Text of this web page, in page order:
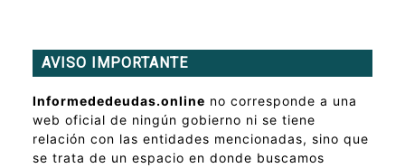
AVISO IMPORTANTE
Informededeudas.online no corresponde a una
web oficial de ningún gobierno ni se tiene
relación con las entidades mencionadas, sino que
se trata de un espacio en donde buscamos